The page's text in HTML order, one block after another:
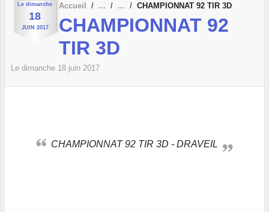
Le dimanche
18
JUIN 2017
Accueil CHAMPIONNAT 92 TIR 3D
CHAMPIONNAT 92
TIR 3D
Le dimanche 18 juin 2017
CHAMPIONNAT 92 TIR 3D - DRAVEIL